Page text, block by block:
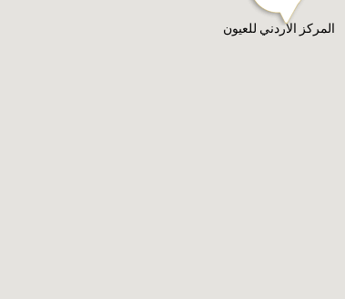
المركز الاردني للعيون